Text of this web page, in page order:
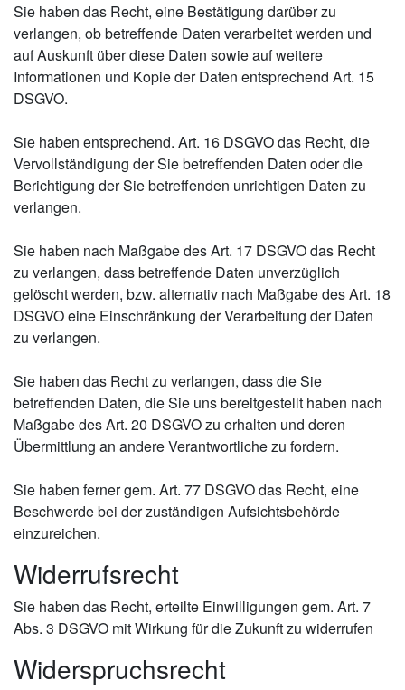
Sie haben das Recht, eine Bestätigung darüber zu
verlangen, ob betreffende Daten verarbeitet werden und
auf Auskunft über diese Daten sowie auf weitere
Informationen und Kopie der Daten entsprechend Art. 15
DSGVO.
Sie haben entsprechend. Art. 16 DSGVO das Recht, die
Vervollständigung der Sie betreffenden Daten oder die
Berichtigung der Sie betreffenden unrichtigen Daten zu
verlangen.
Sie haben nach Maßgabe des Art. 17 DSGVO das Recht
zu verlangen, dass betreffende Daten unverzüglich
gelöscht werden, bzw. alternativ nach Maßgabe des Art. 18
DSGVO eine Einschränkung der Verarbeitung der Daten
zu verlangen.
Sie haben das Recht zu verlangen, dass die Sie
betreffenden Daten, die Sie uns bereitgestellt haben nach
Maßgabe des Art. 20 DSGVO zu erhalten und deren
Übermittlung an andere Verantwortliche zu fordern.
Sie haben ferner gem. Art. 77 DSGVO das Recht, eine
Beschwerde bei der zuständigen Aufsichtsbehörde
einzureichen.
Widerrufsrecht
Sie haben das Recht, erteilte Einwilligungen gem. Art. 7
Abs. 3 DSGVO mit Wirkung für die Zukunft zu widerrufen
Widerspruchsrecht